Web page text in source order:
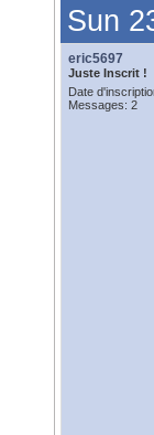
Sun
eric5697
Juste Inscrit !
Date
Messages: 2